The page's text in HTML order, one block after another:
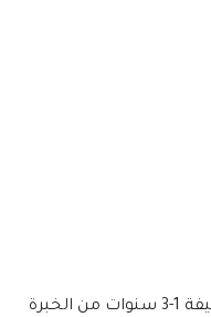
يشترط أن يمتلك المتقدم لهذه الوظيفة 1-3 سنوات من الخبرة